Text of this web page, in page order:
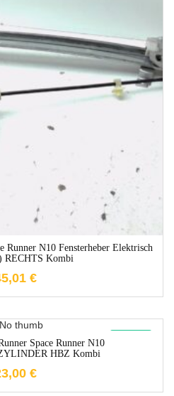
Runner N10 Fensterheber Elektrisch
RECHTS Kombi
€
Space Runner N10
HBZ Kombi
€
1-3 Werktage